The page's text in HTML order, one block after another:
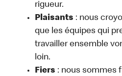
rigueur.
Plaisants : nous
que les équipes qui
travailler ensemble
loin.
Fiers : nous sommes